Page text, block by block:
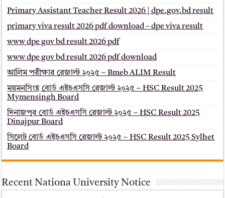
Primary Assistant Teacher Result 2026 | dpe.gov.bd result
primary viva result 2026 pdf download – dpe viva result
www dpe gov bd result 2026 pdf
www dpe gov bd result 2026 pdf download
আলিম পরীক্ষার রেজাল্ট ২০২৫ – Bmeb ALIM Result
ময়মনসিংহ বোর্ড এইচএসসি রেজাল্ট ২০২৫ – HSC Result 2025
Mymensingh Board
দিনাজপুর বোর্ড এইচএসসি রেজাল্ট ২০২৫ – HSC Result 2025
Dinajpur Board
সিলেট বোর্ড এইচএসসি রেজাল্ট ২০২৫ – HSC Result 2025 Sylhet
Board
Recent Nationa University Notice